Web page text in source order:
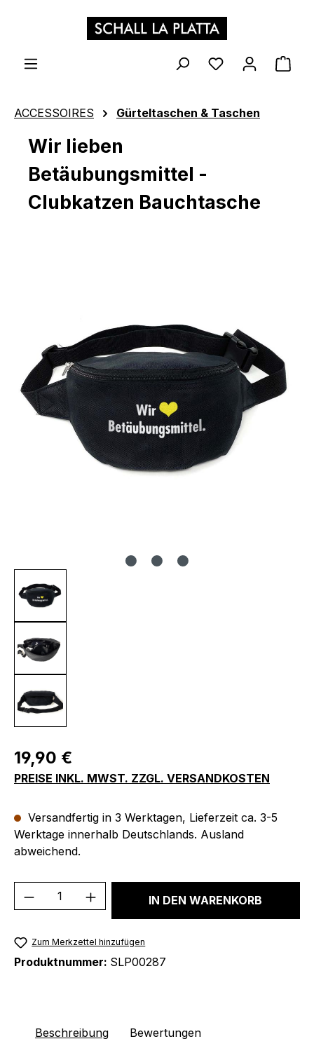
Zum Hauptinhalt springen
ACCESSOIRES Gürteltaschen & Taschen
Wir lieben
Betäubungsmittel -
Clubkatzen Bauchtasche
Regulärer Preis:
19,90 €
PREISE INKL. MWST. ZZGL. VERSANDKOSTEN
Versandfertig in 3 Werktagen, Lieferzeit ca. 3-5
Werktage innerhalb Deutschlands. Ausland
abweichend.
Produkt Anzahl: Gib denIN DEN WARENKORB
Zum Merkzettel hinzufügen
Produktnummer: SLP00287
Beschreibung Bewertungen